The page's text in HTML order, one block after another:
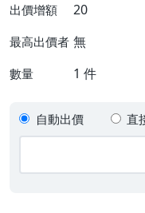
出價增額 20
最高出價者 無
數量 1 件
自動出價 直